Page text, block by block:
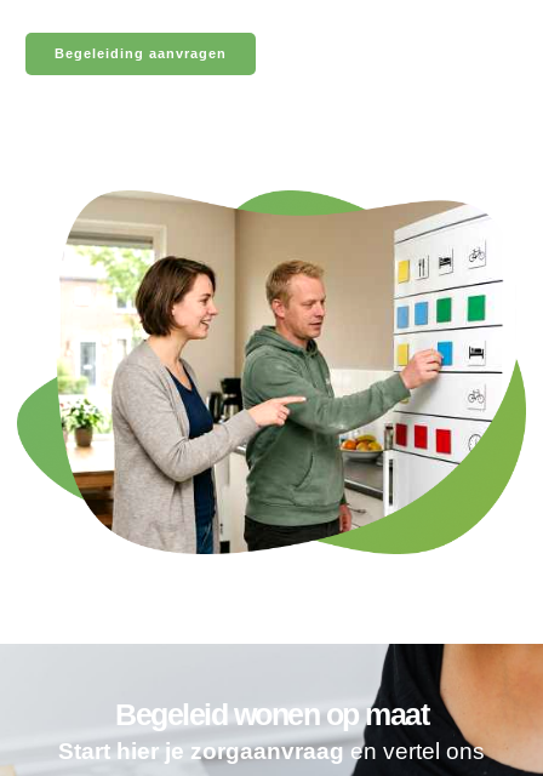
Begeleiding aanvragen
Begeleid wonen op maat
Start hier je zorgaanvraagen vertel ons